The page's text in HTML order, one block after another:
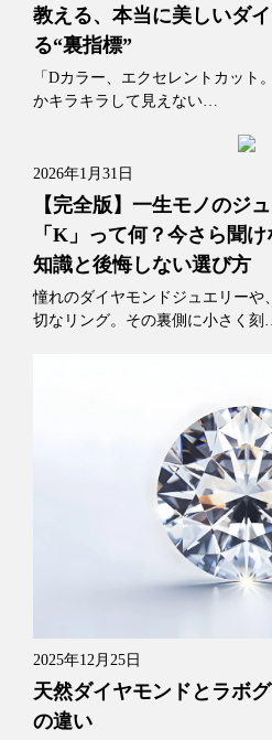
教える、本当に美しいダ
る“裏指標”
「Dカラー、エクセレントカット
かキラキラして見えない…
2026年1月31日
【完全版】一生モノのジ
「K」って何？今さら聞
知識と後悔しない選び方
憧れのダイヤモンドジュエリーや
切なリング。その裏側に小さく刻…
2025年12月25日
天然ダイヤモンドとラボ
の違い